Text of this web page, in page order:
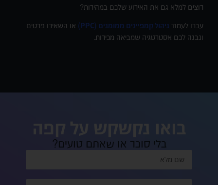
רוצים למלא גם את האירוע שלכם במהירות?
עברו לעמוד ניהול קמפיינים ממומנים (PPC)
או השאירו פרטים
ונבנה לכם אסטרטגיה שמביאה מכירות.
בואו נקשקש על קפה
בלי סוכר או שאתם טועים?